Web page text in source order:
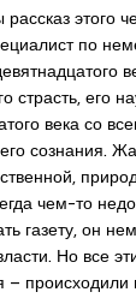
рассказ этого
по
страсть, его
века со
его сознания.
чем-то
газету, он
Но все
– происходили